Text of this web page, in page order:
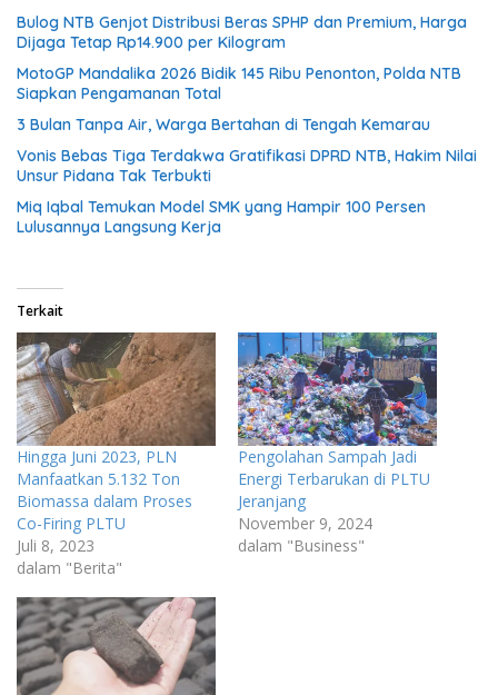
Bulog NTB Genjot Distribusi Beras SPHP dan Premium, Harga
Dijaga Tetap Rp14.900 per Kilogram
MotoGP Mandalika 2026 Bidik 145 Ribu Penonton, Polda NTB
Siapkan Pengamanan Total
3 Bulan Tanpa Air, Warga Bertahan di Tengah Kemarau
Vonis Bebas Tiga Terdakwa Gratifikasi DPRD NTB, Hakim Nilai
Unsur Pidana Tak Terbukti
Miq Iqbal Temukan Model SMK yang Hampir 100 Persen
Lulusannya Langsung Kerja
Terkait
Hingga Juni 2023, PLN
Manfaatkan 5.132 Ton
Biomassa dalam Proses
Co-Firing PLTU
Juli 8, 2023
dalam "Berita"
Pengolahan Sampah Jadi
Energi Terbarukan di PLTU
Jeranjang
November 9, 2024
dalam "Business"